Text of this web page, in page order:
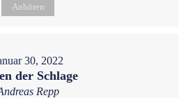
Anhören
30, 2022
der Schlage
Repp